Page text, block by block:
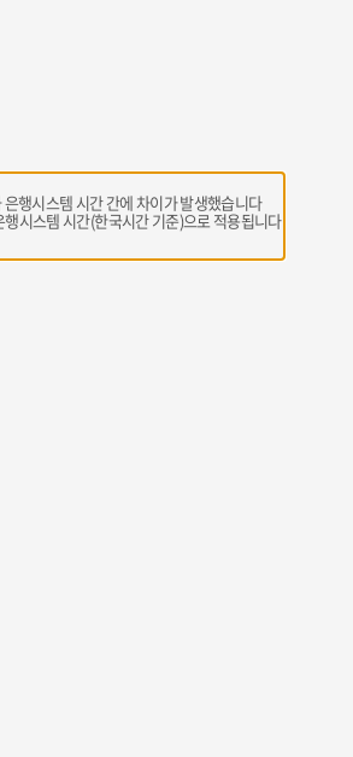
은행시스템 시간 간에 차이가 발생했습니다
행시스템 시간(한국시간 기준)으로 적용됩니다